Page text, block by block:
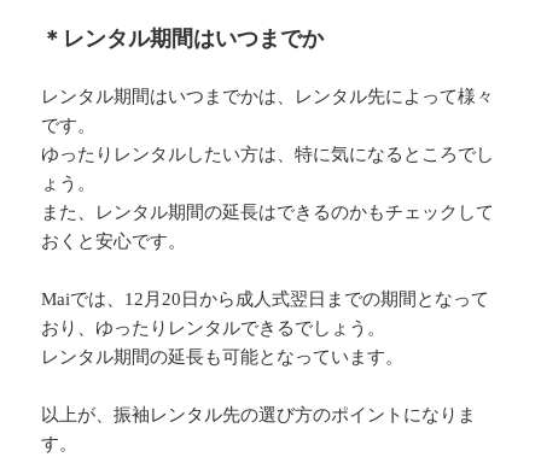
＊レンタル期間はいつまでか
レンタル期間はいつまでかは、レンタル先によって様々
です。
ゆったりレンタルしたい方は、特に気になるところでし
ょう。
また、レンタル期間の延長はできるのかもチェックして
おくと安心です。
Maiでは、12月20日から成人式翌日までの期間となって
おり、ゆったりレンタルできるでしょう。
レンタル期間の延長も可能となっています。
以上が、振袖レンタル先の選び方のポイントになりま
す。